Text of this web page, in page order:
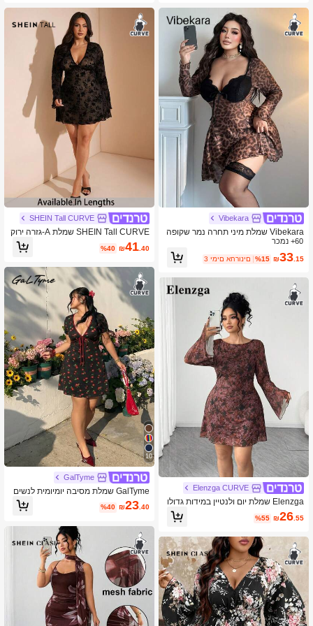
סטיבל מוזיקה, אביב קיץ, ביגוד נשים
Vibekara
Vibekara שמלת מיני תחרה נמר שקופה
עם הלבשה תחתונה סקסית אלגנטית, מי
דה גדולה
60+ נמכר
₪33.15
%15 3 ימים אחרונים
Elenzga CURVE
Elenzga שמלת יום ולנטיין במידות גדולו
ת עם רשת פרחונית אלגנטית
₪26.55
%55
SHEIN Tall CURVE
SHEIN Tall CURVE שמלת A-גזרה ירוק
ה עם צווארון V במידות גדולות, אביב/קיץ
₪41.40
%40
10
GalTyme
GalTyme שמלת מסיבה יומיומית לנשים
במידה גדולה עם הדפס דובדבנים
₪23.40
%40